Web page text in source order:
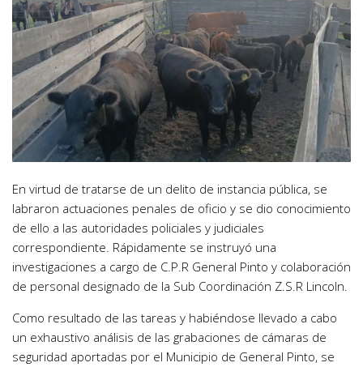
En virtud de tratarse de un delito de instancia pública, se
labraron actuaciones penales de oficio y se dio conocimiento
de ello a las autoridades policiales y judiciales
correspondiente. Rápidamente se instruyó una
investigaciones a cargo de C.P.R General Pinto y colaboración
de personal designado de la Sub Coordinación Z.S.R Lincoln.
Como resultado de las tareas y habiéndose llevado a cabo
un exhaustivo análisis de las grabaciones de cámaras de
seguridad aportadas por el Municipio de General Pinto, se